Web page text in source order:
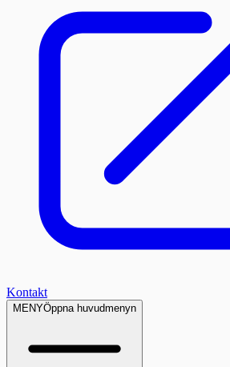
Kontakt
MENYÖppna huvudmenyn